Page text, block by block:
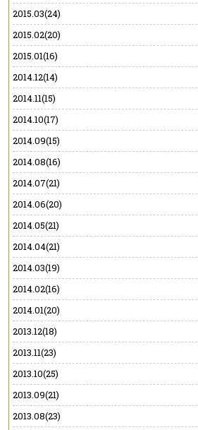
2015.03(24)
2015.02(20)
2015.01(16)
2014.12(14)
2014.11(15)
2014.10(17)
2014.09(15)
2014.08(16)
2014.07(21)
2014.06(20)
2014.05(21)
2014.04(21)
2014.03(19)
2014.02(16)
2014.01(20)
2013.12(18)
2013.11(23)
2013.10(25)
2013.09(21)
2013.08(23)